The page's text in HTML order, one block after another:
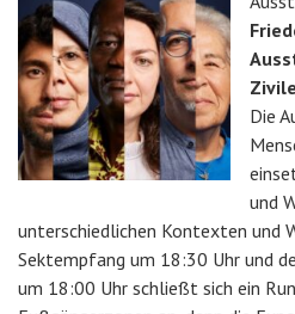
Die
und
unterschiedlichen Kontexten und
Sektempfang um 18:30 Uhr und
um 18:00 Uhr schließt sich ein